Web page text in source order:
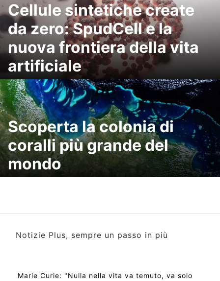
Cellule sintetiche create
da zero: SpudCell e la
nuova frontiera della vita
artificiale
Scoperta la colonia di
coralli più grande del
mondo
Notizie Plus, sempre un passo in più
Marie Curie: "Nulla nella vita va temuto, va solo